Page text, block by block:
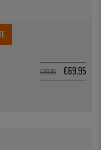
€89,95 €69,95